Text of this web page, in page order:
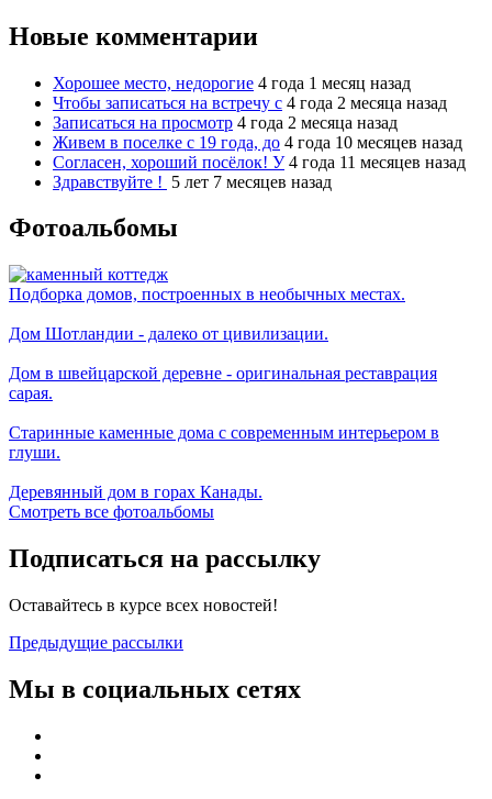
Новые комментарии
Хорошее место, недорогие 4 года 1 месяц назад
Чтобы записаться на встречу с 4 года 2 месяца назад
Записаться на просмотр 4 года 2 месяца назад
Живем в поселке с 19 года, до 4 года 10 месяцев назад
Согласен, хороший посёлок! У 4 года 11 месяцев назад
Здравствуйте ! 5 лет 7 месяцев назад
Фотоальбомы
Подборка домов, построенных в необычных местах.
Дом Шотландии - далеко от цивилизации.
Дом в швейцарской деревне - оригинальная реставрация
сарая.
Старинные каменные дома с современным интерьером в
глуши.
Деревянный дом в горах Канады.
Смотреть все фотоальбомы
Подписаться на рассылку
Оставайтесь в курсе всех новостей!
Предыдущие рассылки
Мы в социальных сетях